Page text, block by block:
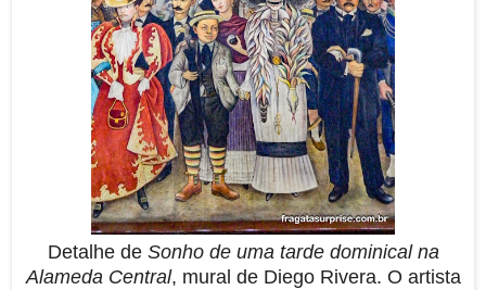
Detalhe de Sonho de uma tarde dominical na
Alameda Central, mural de Diego Rivera. O artista